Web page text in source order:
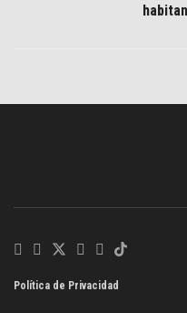
Política de Privacidad